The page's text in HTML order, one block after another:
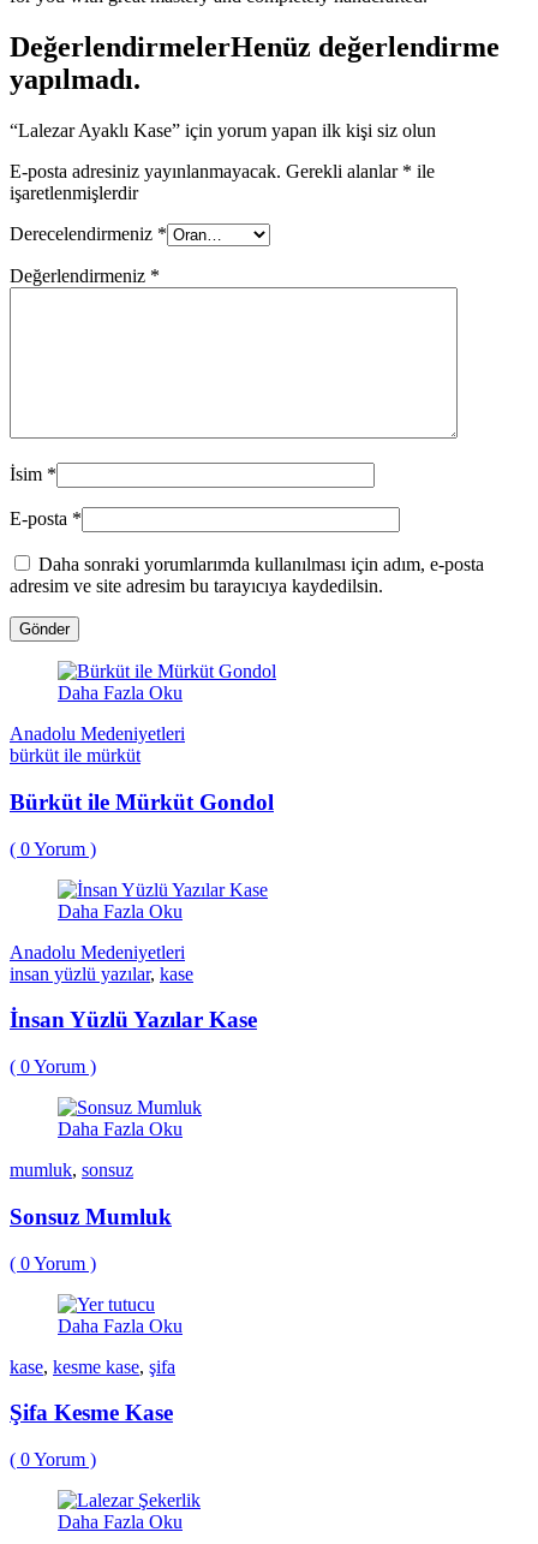
DeğerlendirmelerHenüz değerlendirme
yapılmadı.
“Lalezar Ayaklı Kase” için yorum yapan ilk kişi siz olun
E-posta adresiniz yayınlanmayacak. Gerekli alanlar * ile
işaretlenmişlerdir
Derecelendirmeniz *
Değerlendirmeniz *
İsim *
E-posta *
Daha sonraki yorumlarımda kullanılması için adım, e-posta
adresim ve site adresim bu tarayıcıya kaydedilsin.
Daha Fazla Oku
Anadolu Medeniyetleri
bürküt ile mürküt
Bürküt ile Mürküt Gondol
( 0Yorum )
Daha Fazla Oku
Anadolu Medeniyetleri
insan yüzlü yazılar, kase
İnsan Yüzlü Yazılar Kase
( 0Yorum )
Daha Fazla Oku
mumluk, sonsuz
Sonsuz Mumluk
( 0Yorum )
Daha Fazla Oku
kase, kesme kase, şifa
Şifa Kesme Kase
( 0Yorum )
Daha Fazla Oku